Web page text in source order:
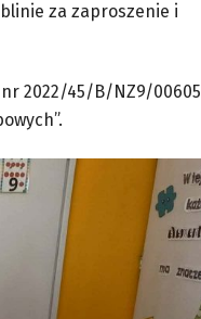
za zaproszenie i
2022/45/B/NZ9/00605